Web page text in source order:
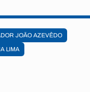
JOÃO AZEVÊDO
LIMA